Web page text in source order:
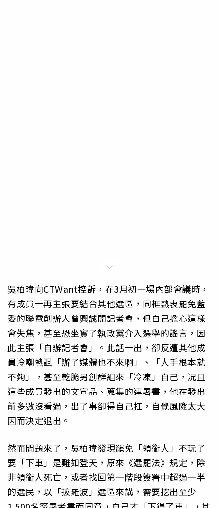
吳柏瑋向CTWant控訴，在3月初一場內部會議時，
有成員一再主張要結合其他選區，同框熱衷罷免藍
委的聯電創辦人曾興誠開記者會，但自己擔心這樣
會失焦，甚至恐坐實了執政黨介入選舉的謠言，因
此主張「自辦記者會」。此話一出，卻反遭其他成
員冷嘲熱諷「辦了媒體也不來啊」、「人手根本就
不夠」，甚至乾脆另創群組來「冷凍」自己，況且
這些成員發出的文宣品、蒐集的連署書，他在發出
前多數沒看過，出了事卻得自己扛，自覺風險太大
因而決定退出。
然而問題來了，吳柏瑋發現罷免「領銜人」不玩了
要「下車」是難如登天，原來《選罷法》規定，除
非領銜人死亡，或者找回第一階段簽署中超過一半
的選民，以「拔羅波」選區來講，需要挖出至少